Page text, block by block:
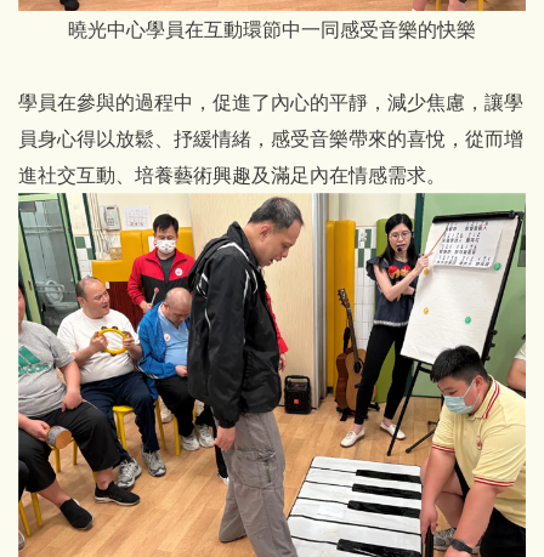
曉光中心學員在互動環節中一同感受音樂的快樂
學員在參與的過程中，促進了內心的平靜，減少焦慮，讓學
員身心得以放鬆、抒緩情緒，感受音樂帶來的喜悅，從而增
進社交互動、培養藝術興趣及滿足內在情感需求。